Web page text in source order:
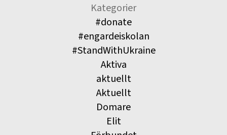
Kategorier
#donate
#engardeiskolan
#StandWithUkraine
Aktiva
aktuellt
Aktuellt
Domare
Elit